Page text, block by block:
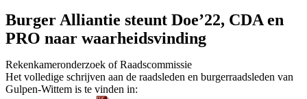
Burger Alliantie steunt Doe’22, CDA en
PRO naar waarheidsvinding
Rekenkameronderzoek of Raadscommissie
Het volledige schrijven aan de raadsleden en burgerraadsleden van
Gulpen-Wittem is te vinden in: